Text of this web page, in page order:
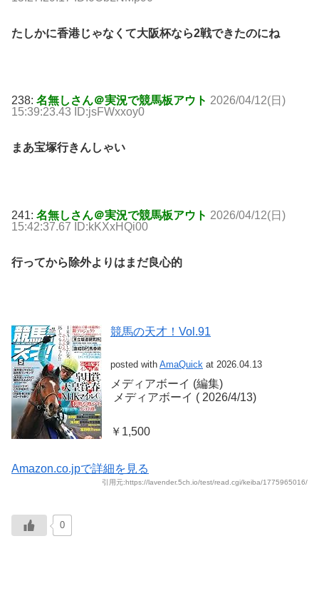
たしかに香港じゃなくて大阪杯なら2戦できたのにね
238: 名無しさん＠実況で競馬板アウト 2026/04/12(日)
15:39:23.43 ID:jsFWxxoy0
まあ宝塚行きんしゃい
241: 名無しさん＠実況で競馬板アウト 2026/04/12(日)
15:42:37.67 ID:kKXxHQi00
行ってから除外よりはまだ良心的
競馬の天才！Vol.91
posted with AmaQuick at 2026.04.13
メディアボーイ (編集)
‎ メディアボーイ (‎ 2026/4/13)
￥1,500
Amazon.co.jpで詳細を見る
引用元:https://lavender.5ch.io/test/read.cgi/keiba/1775965016/
0